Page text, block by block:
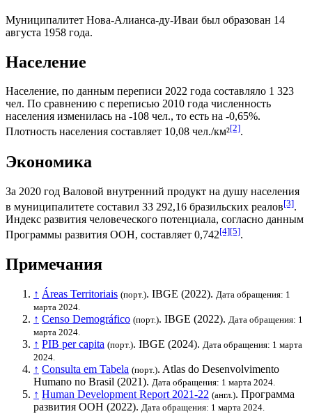
Муниципалитет Нова-Алианса-ду-Иваи был образован 14
августа 1958 года.
Население
Население, по данным переписи 2022 года составляло 1 323
чел. По сравнению с переписью 2010 года численность
населения изменилась на -108 чел., то есть на -0,65%.
Плотность населения составляет 10,08 чел./км²[2].
Экономика
За 2020 год Валовой внутренний продукт на душу населения
в муниципалитете составил 33 292,16 бразильских реалов[3].
Индекс развития человеческого потенциала, согласно данным
Программы развития ООН, составляет 0,742[4][5].
Примечания
↑ Áreas Territoriais (порт.). IBGE (2022). Дата обращения: 1
марта 2024.
↑ Censo Demográfico (порт.). IBGE (2022). Дата обращения: 1
марта 2024.
↑ PIB per capita (порт.). IBGE (2024). Дата обращения: 1 марта
2024.
↑ Consulta em Tabela (порт.). Atlas do Desenvolvimento
Humano no Brasil (2021). Дата обращения: 1 марта 2024.
↑ Human Development Report 2021-22 (англ.). Программа
развития ООН (2022). Дата обращения: 1 марта 2024.